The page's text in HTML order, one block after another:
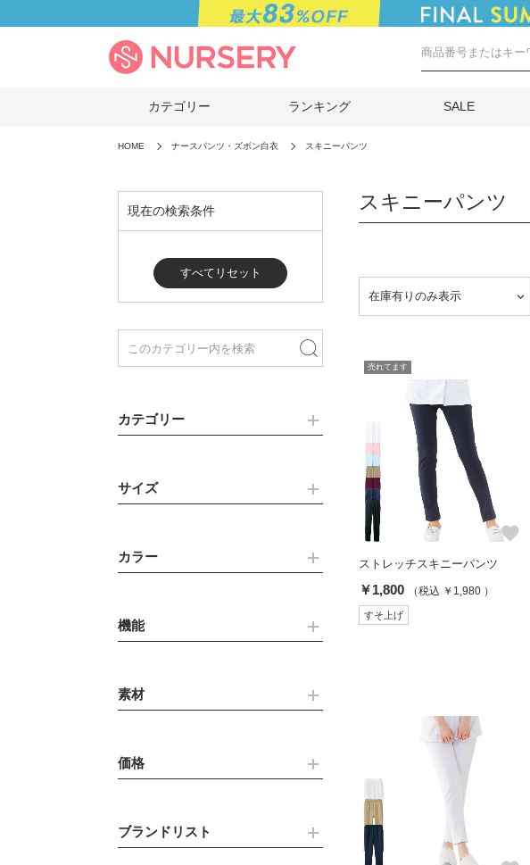
カテゴリー ランキング SALE
HOME ナースパンツ・ズボン白衣 スキニーパンツ
現在の検索条件
すべてリセット
カテゴリー
サイズ
カラー
機能
素材
価格
ブランドリスト
スキニーパンツ
売れてます
favorite
ストレッチスキニーパンツ
￥1,800 （税込 ￥1,980 ）
すそ上げ